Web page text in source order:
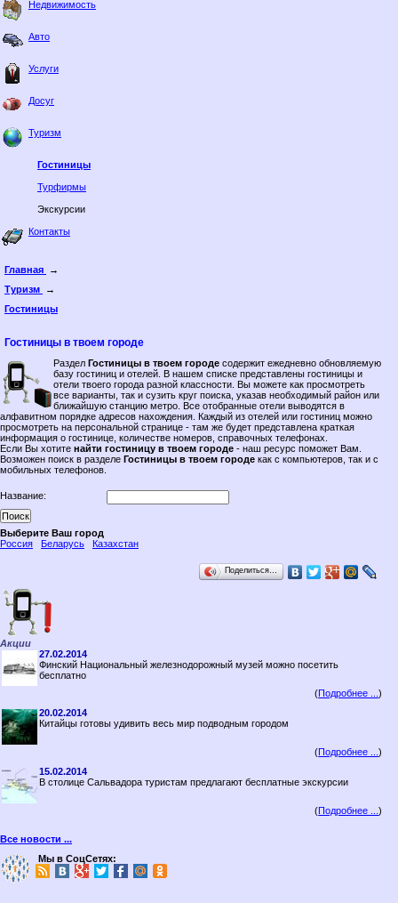
Недвижимость
Авто
Услуги
Досуг
Туризм
Гостиницы
Турфирмы
Экскурсии
Контакты
Главная
→
Туризм
→
Гостиницы
Гостиницы в твоем городе
Раздел Гостиницы в твоем городе содержит ежедневно обновляемую
базу гостиниц и отелей. В нашем списке представлены гостиницы и
отели твоего города разной классности. Вы можете как просмотреть
все варианты, так и сузить круг поиска, указав необходимый район или
ближайшую станцию метро. Все отобранные отели выводятся в
алфавитном порядке адресов нахождения. Каждый из отелей или гостиниц можно
просмотреть на персональной странице - там же будет представлена краткая
информация о гостинице, количестве номеров, справочных телефонах.
Если Вы хотите найти гостиницу в твоем городе - наш ресурс поможет Вам.
Возможен поиск в разделе Гостиницы в твоем городе как с компьютеров, так и с
мобильных телефонов.
Название:
Выберите Ваш город
Россия
Беларусь Казахстан
Поделиться…
Акции
27.02.2014
Финский Национальный железнодорожный музей можно посетить
бесплатно
(Подробнее ...)
20.02.2014
Китайцы готовы удивить весь мир подводным городом
(Подробнее ...)
15.02.2014
В столице Сальвадора туристам предлагают бесплатные экскурсии
(Подробнее ...)
Все новости ...
Мы в СоцСетях: